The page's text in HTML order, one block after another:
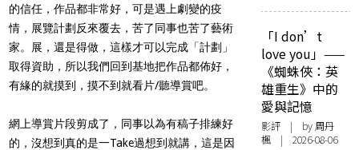
的信任，作品都非常好，可是遇上劇變的疫
情，展覽計劃反來覆去，苦了同事也苦了藝術
家。展，還是得做，這樣才可以完成「計劃」
取得資助，所以我們回到基地把作品都佈好，
有緣的就摸到，摸不到就看片/聽導賞吧。
網上導賞片段剪成了，同事以為有稿子排練好
的，沒想到真的是一Take過想到就講，這是因
「I don’t
love you」——
《蜘蛛俠：英
雄重生》中的
愛與記憶
影評 | by周丹
楓 | 2026-08-06